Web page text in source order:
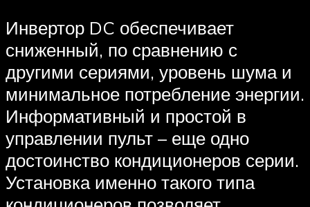
Инвертор DC обеспечивает
сниженный, по сравнению с
другими сериями, уровень шума и
минимальное потребление энергии.
Информативный и простой в
управлении пульт – еще одно
достоинство кондиционеров серии.
Установка именно такого типа